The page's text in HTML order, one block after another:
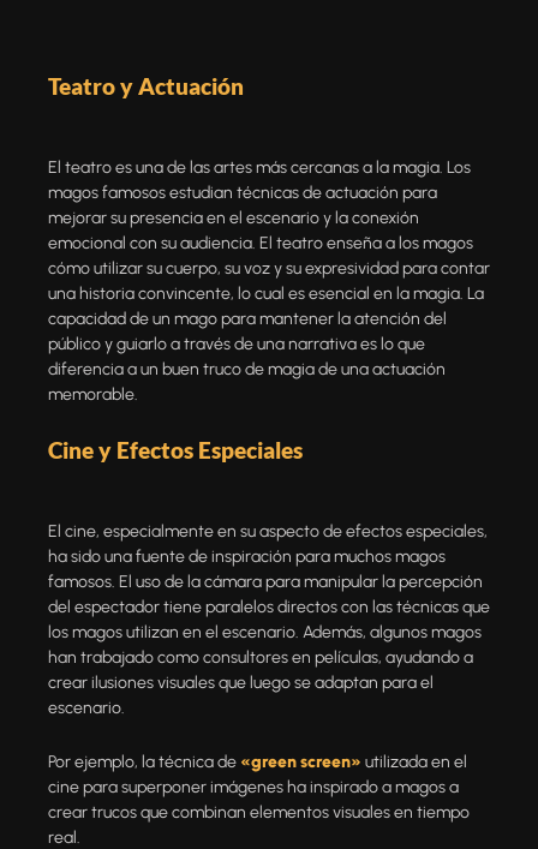
Teatro y Actuación
El teatro es una de las artes más cercanas a la magia. Los
magos famosos estudian técnicas de actuación para
mejorar su presencia en el escenario y la conexión
emocional con su audiencia. El teatro enseña a los magos
cómo utilizar su cuerpo, su voz y su expresividad para contar
una historia convincente, lo cual es esencial en la magia. La
capacidad de un mago para mantener la atención del
público y guiarlo a través de una narrativa es lo que
diferencia a un buen truco de magia de una actuación
memorable.
Cine y Efectos Especiales
El cine, especialmente en su aspecto de efectos especiales,
ha sido una fuente de inspiración para muchos magos
famosos. El uso de la cámara para manipular la percepción
del espectador tiene paralelos directos con las técnicas que
los magos utilizan en el escenario. Además, algunos magos
han trabajado como consultores en películas, ayudando a
crear ilusiones visuales que luego se adaptan para el
escenario.
Por ejemplo, la técnica de «green screen» utilizada en el
cine para superponer imágenes ha inspirado a magos a
crear trucos que combinan elementos visuales en tiempo
real.